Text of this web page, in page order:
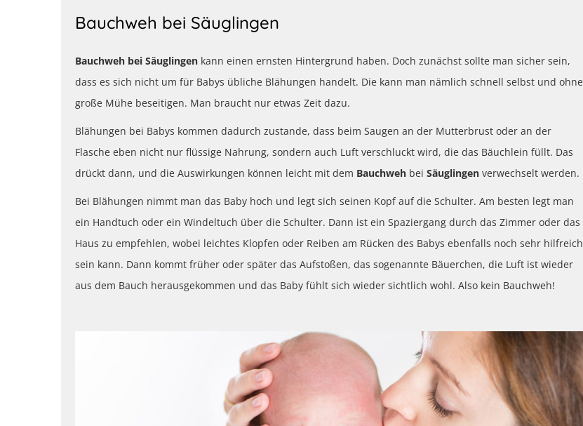
Bauchweh bei Säuglingen
Bauchweh bei Säuglingen kann einen ernsten Hintergrund haben. Doch zunächst sollte man sicher sein,
dass es sich nicht um für Babys übliche Blähungen handelt. Die kann man nämlich schnell selbst und ohne
große Mühe beseitigen. Man braucht nur etwas Zeit dazu.
Blähungen bei Babys kommen dadurch zustande, dass beim Saugen an der Mutterbrust oder an der
Flasche eben nicht nur flüssige Nahrung, sondern auch Luft verschluckt wird, die das Bäuchlein füllt. Das
drückt dann, und die Auswirkungen können leicht mit dem Bauchweh bei Säuglingen verwechselt werden.
Bei Blähungen nimmt man das Baby hoch und legt sich seinen Kopf auf die Schulter. Am besten legt man
ein Handtuch oder ein Windeltuch über die Schulter. Dann ist ein Spaziergang durch das Zimmer oder das
Haus zu empfehlen, wobei leichtes Klopfen oder Reiben am Rücken des Babys ebenfalls noch sehr hilfreich
sein kann. Dann kommt früher oder später das Aufstoßen, das sogenannte Bäuerchen, die Luft ist wieder
aus dem Bauch herausgekommen und das Baby fühlt sich wieder sichtlich wohl. Also kein Bauchweh!